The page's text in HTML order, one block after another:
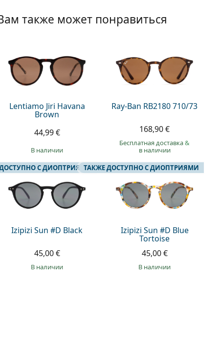
также может понравиться
Lentiamo Jiri Havana
Brown
44,99 €
в наличии
Ray-Ban RB2180 710/73
168,90 €
Бесплатная доставка&
в наличии
Izipizi Sun #D Black
ДОСТУПНО С ДИОПТРИЯМИ
45,00 €
в наличии
Izipizi Sun #D Blue
Tortoise
ТАКЖЕ ДОСТУПНО С ДИОПТРИЯМИ
45,00 €
в наличии